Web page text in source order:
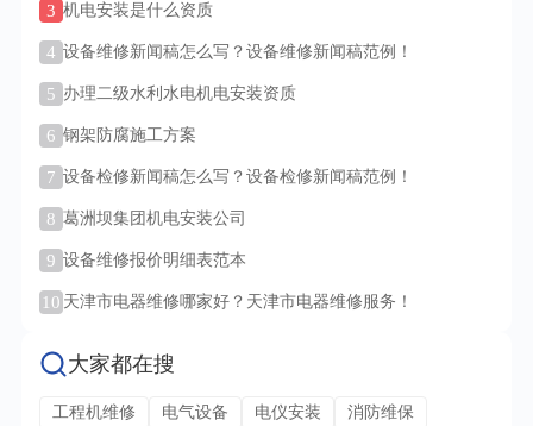
3 机电安装是什么资质
4 设备维修新闻稿怎么写？设备维修新闻稿范例！
5 办理二级水利水电机电安装资质
6 钢架防腐施工方案
7 设备检修新闻稿怎么写？设备检修新闻稿范例！
8 葛洲坝集团机电安装公司
9 设备维修报价明细表范本
10 天津市电器维修哪家好？天津市电器维修服务！
大家都在搜
工程机维修 电气设备 电仪安装
消防维保